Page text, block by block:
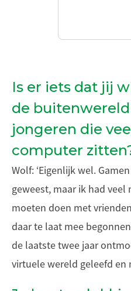
Is er iets dat jij
de
jongeren die
computer
Wolf: ‘Eigenlijk wel.
geweest, maar ik had
moeten doen met
daar te laat mee
de laatste twee jaar
virtuele wereld geleefd en